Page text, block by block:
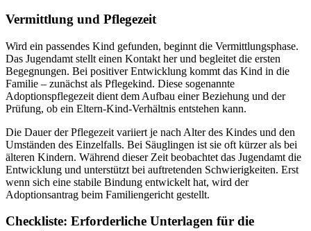
Vermittlung und Pflegezeit
Wird ein passendes Kind gefunden, beginnt die Vermittlungsphase.
Das Jugendamt stellt einen Kontakt her und begleitet die ersten
Begegnungen. Bei positiver Entwicklung kommt das Kind in die
Familie – zunächst als Pflegekind. Diese sogenannte
Adoptionspflegezeit dient dem Aufbau einer Beziehung und der
Prüfung, ob ein Eltern-Kind-Verhältnis entstehen kann.
Die Dauer der Pflegezeit variiert je nach Alter des Kindes und den
Umständen des Einzelfalls. Bei Säuglingen ist sie oft kürzer als bei
älteren Kindern. Während dieser Zeit beobachtet das Jugendamt die
Entwicklung und unterstützt bei auftretenden Schwierigkeiten. Erst
wenn sich eine stabile Bindung entwickelt hat, wird der
Adoptionsantrag beim Familiengericht gestellt.
Checkliste: Erforderliche Unterlagen für die